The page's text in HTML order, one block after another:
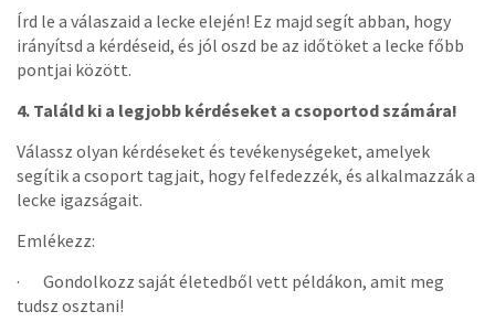
Írd le a válaszaid a lecke elején! Ez majd segít abban, hogy
irányítsd a kérdéseid, és jól oszd be az időtöket a lecke főbb
pontjai között.
4. Találd ki a legjobb kérdéseket a csoportod számára!
Válassz olyan kérdéseket és tevékenységeket, amelyek
segítik a csoport tagjait, hogy felfedezzék, és alkalmazzák a
lecke igazságait.
Emlékezz:
· Gondolkozz saját életedből vett példákon, amit meg
tudsz osztani!